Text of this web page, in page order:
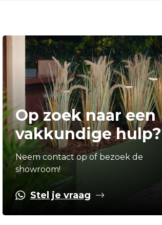
Op zoek naar een
vakkundige hulp?
Neem contact op of bezoek de
showroom!
Stel je vraag